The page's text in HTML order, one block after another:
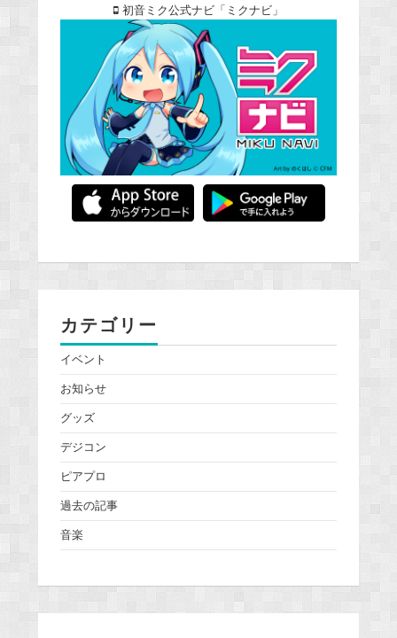
初音ミク公式ナビ「ミクナビ」
カテゴリー
イベント
お知らせ
グッズ
デジコン
ピアプロ
過去の記事
音楽